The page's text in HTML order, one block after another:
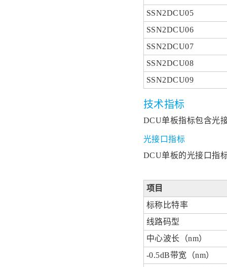
SSN2DCU05
SSN2DCU06
SSN2DCU07
SSN2DCU08
SSN2DCU09
技术指标
DCU单板指标包含光
光接口指标
DCU单板的光接口指
项目
标称比特率
线路码型
中心波长（nm）
-0.5dB带宽（nm）